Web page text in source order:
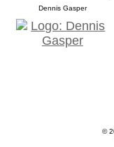
Dennis Gasper
©